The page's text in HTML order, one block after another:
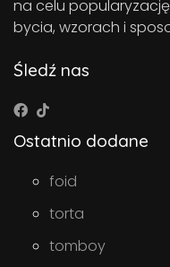
na celu
bycia, wzorach i
Śledź nas
Ostatnio dodane
foid
torta
tomboy